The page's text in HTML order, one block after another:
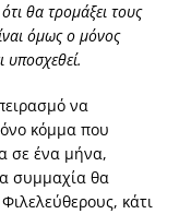
θα τρομάξει τους
όμως ο μόνος
υποσχεθεί.
να
κόμμα που
σε ένα μήνα,
συμμαχία θα
κάτι